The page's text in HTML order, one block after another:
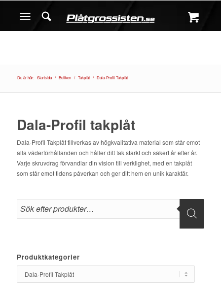
Du är här: Startsida / Butiken / Takplåt / Dala-Profil Takplåt
Dala-Profil takplåt
Dala-Profil Takplåt tillverkas av högkvalitativa material som står emot
alla väderförhållanden och håller ditt tak starkt och säkert år efter år.
Varje skruvdrag förvandlar din vision till verklighet, med en takplåt
som står emot tidens påverkan och ger ditt hem en unik karaktär.
Produktkategorier